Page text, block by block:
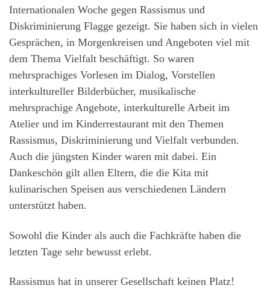
Internationalen Woche gegen Rassismus und
Diskriminierung Flagge gezeigt. Sie haben sich in vielen
Gesprächen, in Morgenkreisen und Angeboten viel mit
dem Thema Vielfalt beschäftigt. So waren
mehrsprachiges Vorlesen im Dialog, Vorstellen
interkultureller Bilderbücher, musikalische
mehrsprachige Angebote, interkulturelle Arbeit im
Atelier und im Kinderrestaurant mit den Themen
Rassismus, Diskriminierung und Vielfalt verbunden.
Auch die jüngsten Kinder waren mit dabei. Ein
Dankeschön gilt allen Eltern, die die Kita mit
kulinarischen Speisen aus verschiedenen Ländern
unterstützt haben.
Sowohl die Kinder als auch die Fachkräfte haben die
letzten Tage sehr bewusst erlebt.
Rassismus hat in unserer Gesellschaft keinen Platz!